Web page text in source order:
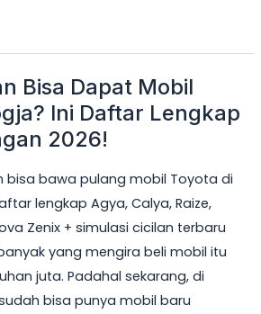
Bisa Dapat Mobil
Ini Daftar Lengkap
2026!
bisa bawa pulang mobil Toyota di
lengkap Agya, Calya, Raize,
Zenix + simulasi cicilan terbaru
yang mengira beli mobil itu
juta. Padahal sekarang, di
bisa punya mobil baru